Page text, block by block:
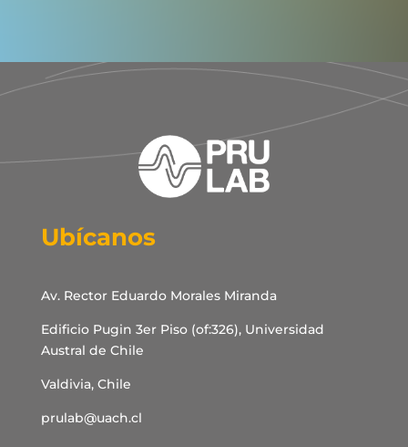
Ubícanos
Av. Rector Eduardo Morales Miranda
Edificio Pugin 3er Piso (of:326), Universidad
Austral de Chile
Valdivia, Chile
prulab@uach.cl